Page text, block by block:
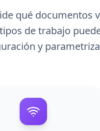
qué documentos
de trabajo
y